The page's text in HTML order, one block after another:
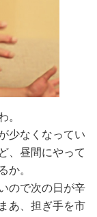
。
少なくなってい
、昼間にやって
か。
ので次の日が辛
あ、担ぎ手を市